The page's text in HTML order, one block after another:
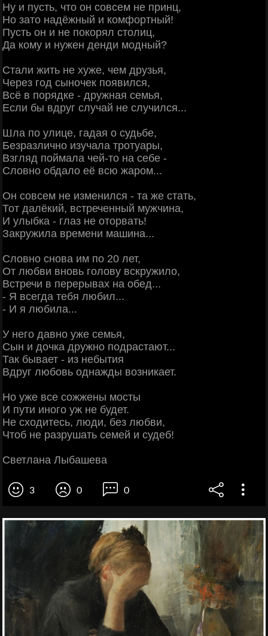
Ну и пусть, что он совсем не принц,
Но зато надёжный и комфортный!
Пусть он и не покорял столиц,
Да кому и нужен денди модный?
Стали жить не хуже, чем друзья,
Через год сыночек появился,
Всё в порядке - дружная семья,
Если бы вдруг случай не случился...
Шла по улице, гадая о судьбе,
Безразлично изучала тротуары,
Взгляд поймала чей-то на себе -
Словно обдало её всю жаром...
Он совсем не изменился - та же стать,
Тот далёкий, встреченный мужчина,
И улыбка - глаз не оторвать!
Закружила времени машина...
Словно снова им по 20 лет,
От любви вновь голову вскружило,
Встречи в перерывах на обед...
- Я всегда тебя любил...
- И я любила...
У него давно уже семья,
Сын и дочка дружно подрастают...
Так бывает - из небытия
Вдруг любовь однажды возникает.
Но уже все сожжены мосты
И пути иного уж не будет.
Не сходитесь, люди, без любви,
Чтоб не разрушать семей и судеб!
Светлана Лыбашева
3 0 0